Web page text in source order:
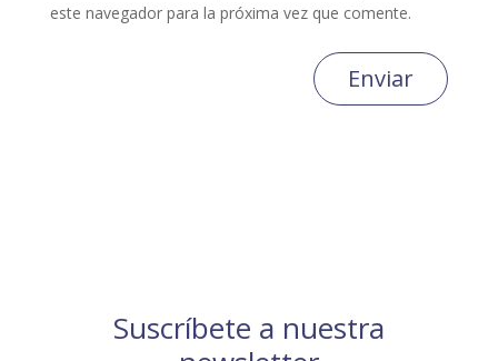
este navegador para la próxima vez que comente.
Enviar
Suscríbete a nuestra